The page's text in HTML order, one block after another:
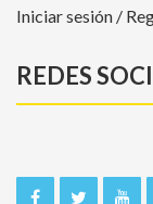
Iniciar sesión /
REDES